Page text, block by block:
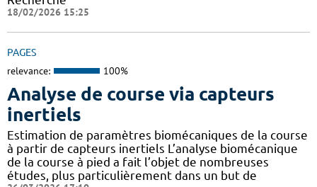
18/02/2026 15:25
PAGES
relevance: 100%
Analyse de course via capteurs
inertiels
Estimation de paramètres biomécaniques de la course
à partir de capteurs inertiels L’analyse biomécanique
de la course à pied a fait l’objet de nombreuses
études, plus particulièrement dans un but de